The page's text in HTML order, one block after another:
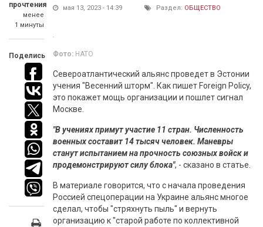
прочтения
менее
1 минуты
Поделись
мая 13, 2023 - 14:39 Раздел: ОБЩЕСТВО
Фото: НАТО
Североатлантический альянс проведет в Эстонии
учения "Весенний шторм". Как пишет Foreign Policy,
это покажет мощь организации и пошлет сигнал
Москве.
"В учениях примут участие 11 стран. Численность
военных составит 14 тысяч человек. Маневры
станут испытанием на прочность союзных войск и
продемонстрируют силу блока", - сказано в статье.
В материале говорится, что с начала проведения
Россией спецоперации на Украине альянс многое
сделал, чтобы "стряхнуть пыль" и вернуть
организацию к "старой работе по коллективной